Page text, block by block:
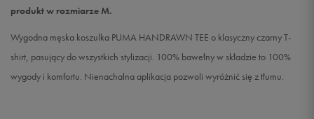
produkt w rozmiarze M.
Wygodna męska koszulka PUMA HANDRAWN TEE o klasyczny czarny T-
shirt, pasujący do wszystkich stylizacji. 100% bawełny w składzie to 100%
wygody i komfortu. Nienachalna aplikacja pozwoli wyróżnić się z tłumu.